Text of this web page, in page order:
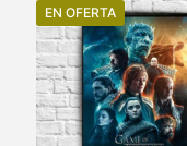
EN OFERTA